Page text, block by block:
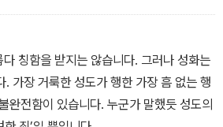
다. 그런데 신약성경을 보면 거룩한 삶에
니다.
녀로서, 주인 또는 종으로서, 남편 또는 아
로서 어떻게 말하고 어떻게 기질과 본성
렸을 때나 건강할 때, 부요할 때나 가난할
칭함을 받지는 않습니다. 그러나 성화는
. 가장 거룩한 성도가 행한 가장 흠 없는 행
완전함이 있습니다. 누군가 말했듯 성도의